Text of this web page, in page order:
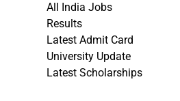
All India Jobs
Results
Latest Admit Card
University Update
Latest Scholarships